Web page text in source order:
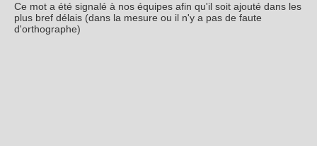
Ce mot a été signalé à nos équipes afin qu'il soit ajouté dans les
plus bref délais (dans la mesure ou il n'y a pas de faute
d'orthographe)